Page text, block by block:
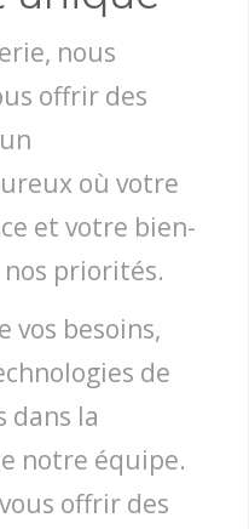
nous
offrir des
où votre
et votre bien-
priorités.
vos besoins,
de
dans la
notre équipe.
offrir des